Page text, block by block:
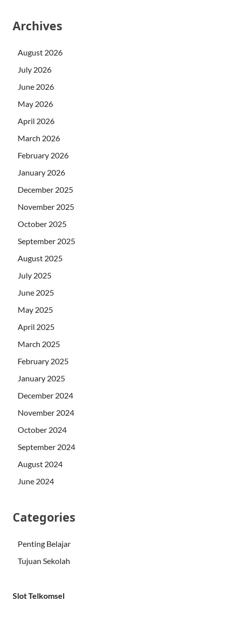
Archives
August 2026
July 2026
June 2026
May 2026
April 2026
March 2026
February 2026
January 2026
December 2025
November 2025
October 2025
September 2025
August 2025
July 2025
June 2025
May 2025
April 2025
March 2025
February 2025
January 2025
December 2024
November 2024
October 2024
September 2024
August 2024
June 2024
Categories
Penting Belajar
Tujuan Sekolah
Slot Telkomsel